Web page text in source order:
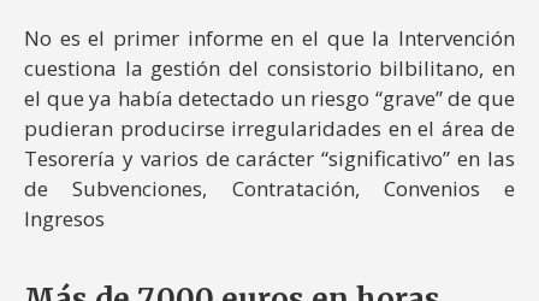
No es el primer informe en el que la Intervención
cuestiona la gestión del consistorio bilbilitano, en
el que ya había detectado un riesgo “grave” de que
pudieran producirse irregularidades en el área de
Tesorería y varios de carácter “significativo” en las
de Subvenciones, Contratación, Convenios e
Ingresos